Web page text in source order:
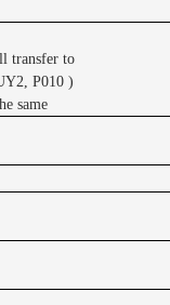
transfer to
P010 )
same